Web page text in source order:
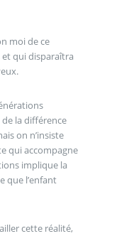
moi de ce
et qui disparaîtra
la différence
on n’insiste
qui accompagne
implique la
que l’enfant
cette réalité,